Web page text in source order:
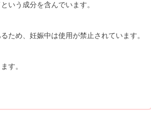
いう成分を含んでいます。
ため、妊娠中は使用が禁止されています。
す。